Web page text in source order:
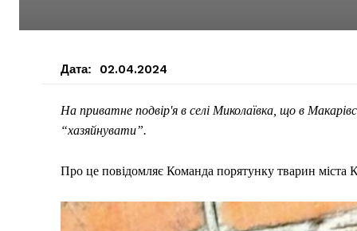
Дата: 02.04.2024
На приватне подвір'я в селі Миколаївка, що в
“хазяйнувати”.
Про це повідомляє Команда порятунку тварин міста